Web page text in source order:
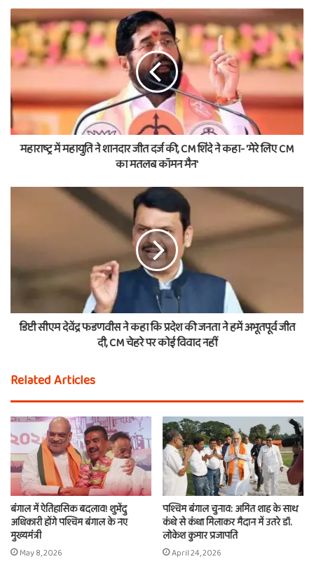
महाराष्ट्र में महायुति ने शानदार जीत दर्ज की, CM शिंदे ने कहा- 'मेरे लिए CM
का मतलब कॉमन मैन'
डिप्टी सीएम देवेंद्र फडणवीस ने कहा कि प्रदेश की जनता ने हमें अभूतपूर्व जीत
दी, CM चेहरे पर कोई विवाद नहीं
Related Articles
बंगाल में ऐतिहासिक बदलाव! शुभेंदु
अधिकारी होंगे पश्चिम बंगाल के नए
मुख्यमंत्री
May 8, 2026
पश्चिम बंगाल चुनाव: अमित शाह के साथ
कंधे से कंधा मिलाकर मैदान में उतरे डॉ.
लोकेश कुमार प्रजापति
April 24, 2026